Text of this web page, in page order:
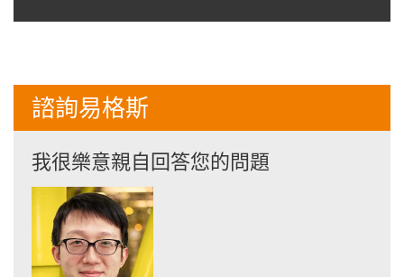
諮詢易格斯
我很樂意親自回答您的問題